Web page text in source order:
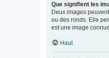
Que signifient les
Deux images
ou des ronds. Elle
est une image
Haut